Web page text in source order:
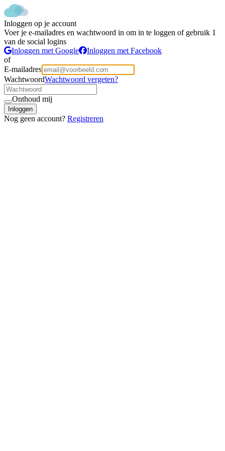
Inloggen op je account
Voer je e-mailadres en wachtwoord in om in te loggen of gebruik 1
van de social logins
Inloggen met Google
Inloggen met Facebook
of
E-mailadres
WachtwoordWachtwoord vergeten?
Onthoud mij
Inloggen
Nog geen account? Registreren